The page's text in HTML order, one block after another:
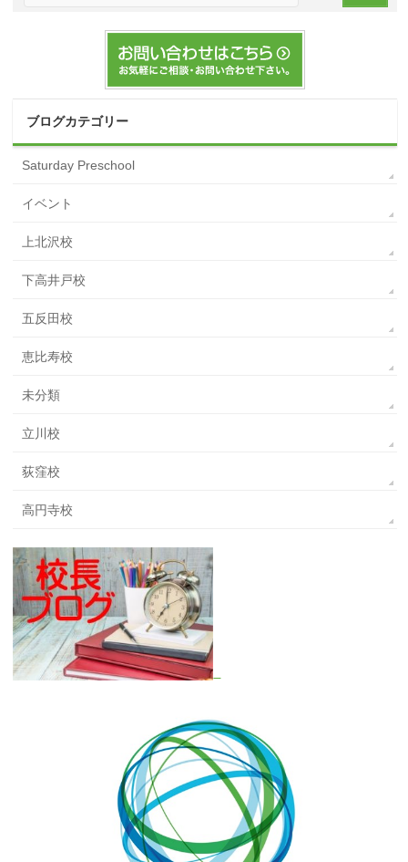
ブログカテゴリー
Saturday Preschool
イベント
上北沢校
下高井戸校
五反田校
恵比寿校
未分類
立川校
荻窪校
高円寺校